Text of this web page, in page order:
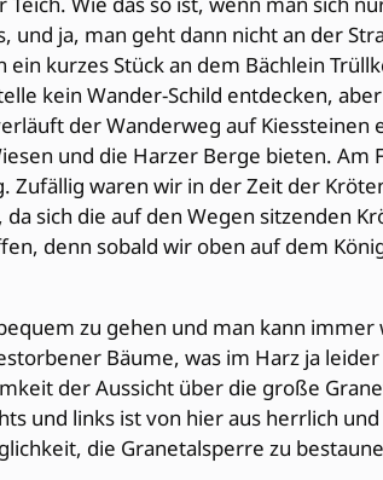
ja, man geht dann nicht an der
kurzes Stück an dem Bächlein
kein Wander-Schild entdecken,
der Wanderweg auf Kiessteinen
und die Harzer Berge bieten. Am
waren wir in der Zeit der
sich die auf den Wegen sitzenden
denn sobald wir oben auf dem
zu gehen und man kann
Bäume, was im Harz ja
der Aussicht über die große
und links ist von hier aus herrlich
die Granetalsperre zu